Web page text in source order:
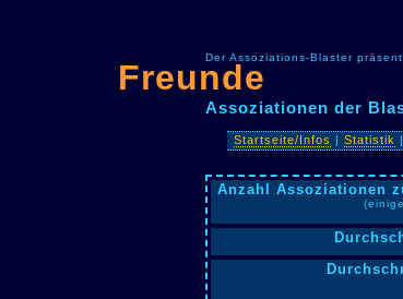
Der Assoziations-Blaster
Freunde
Assoziationen der
Startseite/Infos Statistik
Anzahl Assoziationen